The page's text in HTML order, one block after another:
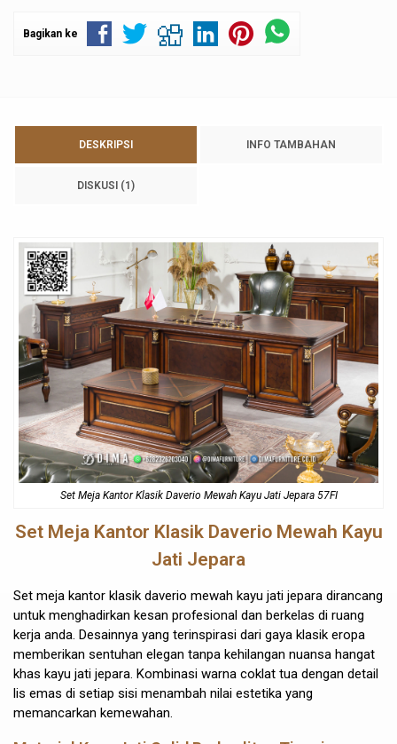
Bagikan ke
DESKRIPSI INFO TAMBAHAN
DISKUSI (1)
Set Meja KantorKlasik Daverio Mewah Kayu Jati Jepara 57FI
Set Meja Kantor Klasik Daverio Mewah Kayu
Jati Jepara
Set meja kantor klasik daverio mewah kayu jati jepara dirancang
untuk menghadirkan kesan profesional dan berkelas di ruang
kerja anda. Desainnya yang terinspirasi dari gaya klasik eropa
memberikan sentuhan elegan tanpa kehilangan nuansa hangat
khas kayu jati jepara. Kombinasi warna coklat tua dengan detail
lis emas di setiap sisi menambah nilai estetika yang
memancarkan kemewahan.